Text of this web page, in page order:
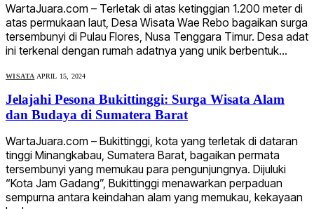
WartaJuara.com – Terletak di atas ketinggian 1.200 meter di
atas permukaan laut, Desa Wisata Wae Rebo bagaikan surga
tersembunyi di Pulau Flores, Nusa Tenggara Timur. Desa adat
ini terkenal dengan rumah adatnya yang unik berbentuk…
WISATA APRIL 15, 2024
Jelajahi Pesona Bukittinggi: Surga Wisata Alam
dan Budaya di Sumatera Barat
WartaJuara.com – Bukittinggi, kota yang terletak di dataran
tinggi Minangkabau, Sumatera Barat, bagaikan permata
tersembunyi yang memukau para pengunjungnya. Dijuluki
“Kota Jam Gadang”, Bukittinggi menawarkan perpaduan
sempurna antara keindahan alam yang memukau, kekayaan